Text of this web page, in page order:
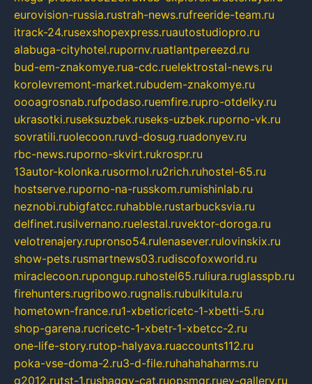
eurovision-russia.rustrah-news.rufreeride-team.ru
itrack-24.rusexshopexpress.ruautostudiopro.ru
alabuga-cityhotel.rupornv.ruatlantpereezd.ru
bud-em-znakomye.rua-cdc.ruelektrostal-news.ru
korolevremont-market.rubudem-znakomye.ru
oooagrosnab.rufpodaso.ruemfire.rupro-otdelky.ru
ukrasotki.ruseksuzbek.ruseks-uzbek.ruporno-vk.ru
sovratili.ruolecoon.ruvd-dosug.ruadonyev.ru
rbc-news.ruporno-skvirt.rukrospr.ru
13autor-kolonka.rusormol.ru2rich.ruhostel-65.ru
hostserve.ruporno-na-russkom.rumishinlab.ru
neznobi.rubigfatcc.ruhabble.rustarbucksvia.ru
delfinet.rusilvernano.ruelestal.ruvektor-doroga.ru
velotrenajery.rupronso54.rulenasever.rulovinskix.ru
show-pets.rusmartnews03.rudiscofoxworld.ru
miraclecoon.rupongup.ruhostel65.ruliura.ruglasspb.ru
firehunters.rugribowo.rugnalis.rubulkitula.ru
hometown-france.ru1-xbeticricetc-1-xbetti-5.ru
shop-garena.rucricetc-1-xbetr-1-xbetcc-2.ru
one-life-story.rutop-halyava.ruaccounts112.ru
poka-vse-doma-2.ru3-d-file.ruhahahaharms.ru
g2012.rutst-1.rushaggy-cat.ruopsmgr.ruev-gallery.ru